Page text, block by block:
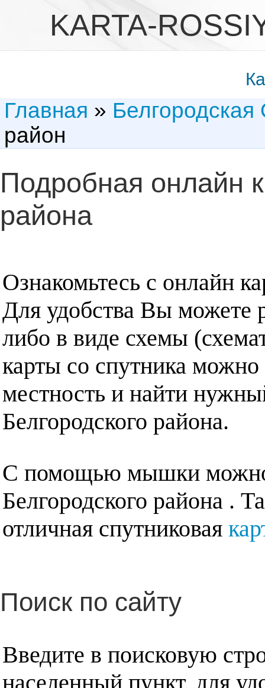
KARTA-
Главная » Белгородская
район
Подробная онлайн
района
Ознакомьтесь с онлайн
Для удобства Вы можете
либо в виде схемы
карты со спутника можно
местность и найти
Белгородского района.
С помощью мышки можно
Белгородского района .
отличная спутниковая
Поиск по сайту
Введите в поисковую
населенный пункт, для